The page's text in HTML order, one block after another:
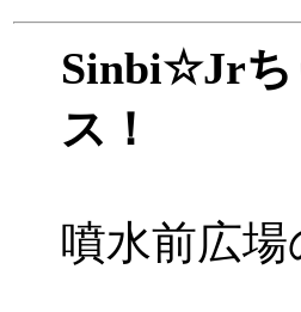
Sinbi☆Jrち
ス！
噴水前広